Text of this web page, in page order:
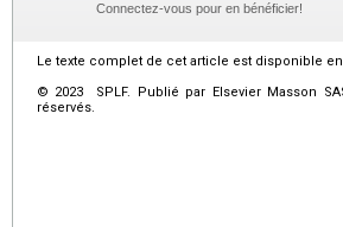
Connectez-vous pour en bénéficier!
Le texte complet de cet article est disponible en
© 2023 SPLF. Publié par Elsevier Masson
réservés.